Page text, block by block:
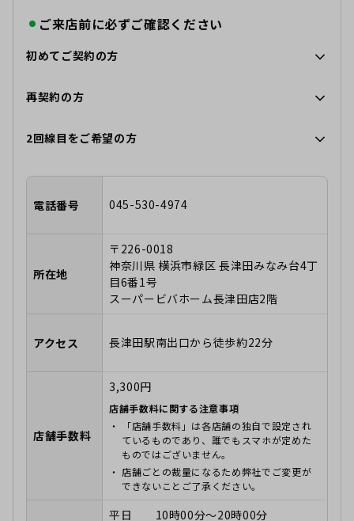
ご来店前に必ずご確認ください
初めてご契約の方
再契約の方
2回線目をご希望の方
電話番号 045-530-4974
所在地
〒226-0018
神奈川県 横浜市緑区 長津田みなみ台4丁
目6番1号
スーパービバホーム長津田店2階
アクセス 長津田駅南出口から徒歩約22分
店舗手数料
3,300円
店舗手数料に関する注意事項
「店舗手数料」は各店舗の独自で設定され
ているものであり、誰でもスマホが定めた
ものではございません。
店舗ごとの裁量になるため弊社でご変更が
できないことご了承ください。
平日 10時00分～20時00分